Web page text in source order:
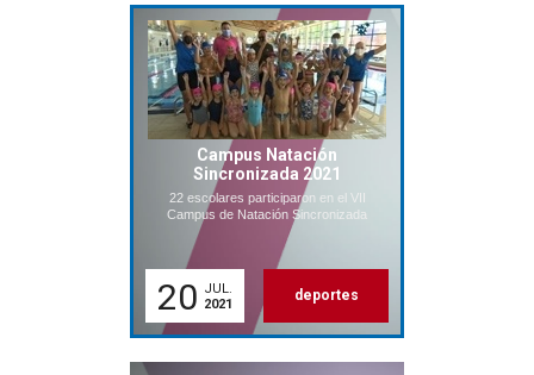
Campus Natación
Sincronizada 2021
22 escolares participaron en el VII
Campus de Natación Sincronizada
20 JUL.
2021
deportes